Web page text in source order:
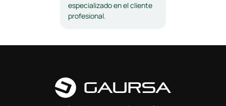
especializado en el cliente
profesional.